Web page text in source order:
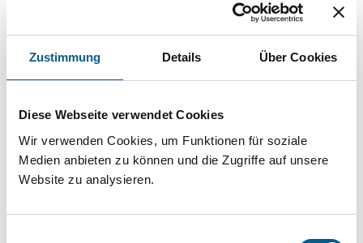
Zustimmung Details Über Cookies
Diese Webseite verwendet Cookies
Wir verwenden Cookies, um Funktionen für soziale
Medien anbieten zu können und die Zugriffe auf unsere
Website zu analysieren.
Sie suchen finanzielle Unterstützung für ein
Projekt oder ein Vorhaben? Hier können Sie
direkt über unsere Fördermitteldatenbank und
Stiftungsdatenbank recherchieren. Bei der
Suche bitte die Groß- und Kleinschreibung
beachten.